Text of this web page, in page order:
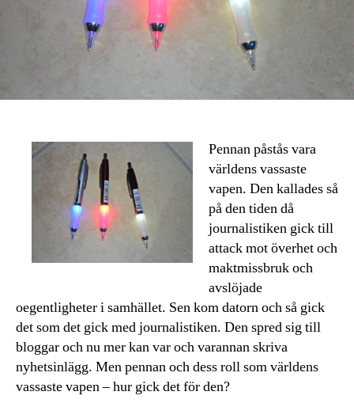
Pennan påstås vara
världens vassaste
vapen. Den kallades så
på den tiden då
journalistiken gick till
attack mot överhet och
maktmissbruk och
avslöjade
oegentligheter i samhället. Sen kom datorn och så gick
det som det gick med journalistiken. Den spred sig till
bloggar och nu mer kan var och varannan skriva
nyhetsinlägg. Men pennan och dess roll som världens
vassaste vapen – hur gick det för den?